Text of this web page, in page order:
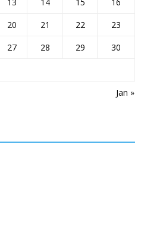
Jan »
20 21 22
23
27 28 29
30